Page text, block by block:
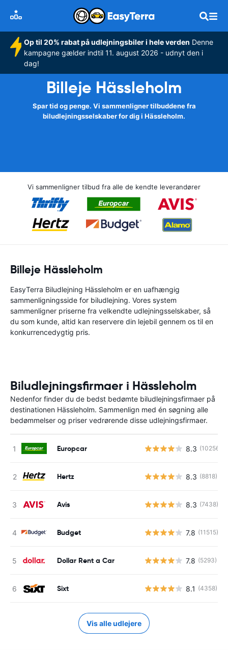
Op til 20% rabat på udlejningsbiler i hele verden Denne
kampagne gælder indtil 11. august 2026 - udnyt den i
dag!
Billeje Hässleholm
Spar tid og penge. Vi sammenligner tilbuddene fra
biludlejningsselskaber for dig i Hässleholm.
Vi sammenligner tilbud fra alle de kendte leverandører
Billeje Hässleholm
EasyTerra Biludlejning Hässleholm er en uafhængig
sammenligningsside for biludlejning. Vores system
sammenligner priserne fra velkendte udlejningsselskaber, så
du som kunde, altid kan reservere din lejebil gennem os til en
konkurrencedygtig pris.
Biludlejningsfirmaer i Hässleholm
Nedenfor finder du de bedst bedømte biludlejningsfirmaer på
destinationen Hässleholm. Sammenlign med én søgning alle
bedømmelser og priser vedrørende disse udlejningsfirmaer.
Europcar 8.3 (10256)
Hertz 8.3 (8818)
Avis 8.3 (7438)
Budget 7.8 (11515)
Dollar Rent a Car 7.8 (5293)
Sixt 8.1 (4358)
Vis alle udlejere